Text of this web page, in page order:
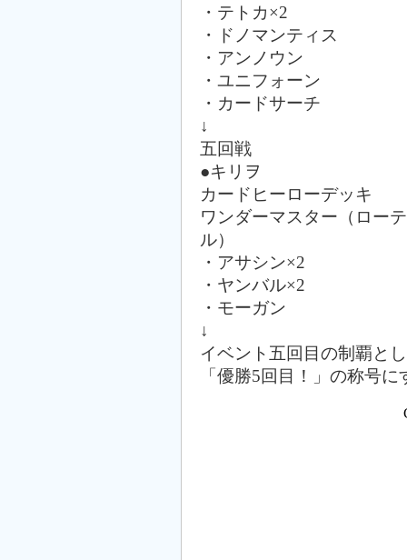
・テトカ×2
・ドノマンティス
・アンノウン
・ユニフォーン
・カードサーチ
↓
五回戦
●キリヲ
カードヒーローデッキ
ワンダーマスター（ロー
ル）
・アサシン×2
・ヤンバル×2
・モーガン
↓
イベント五回目の制覇と
「優勝5回目！」の称号